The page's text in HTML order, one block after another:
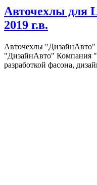
Авточехлы для
2019 г.в.
Авточехлы
"ДизайнАвто" Компания
разработкой фасона,